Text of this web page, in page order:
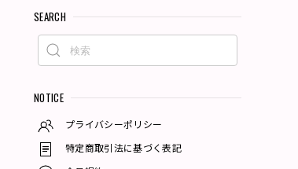
SEARCH
NOTICE
プライバシーポリシー
特定商取引法に基づく表記